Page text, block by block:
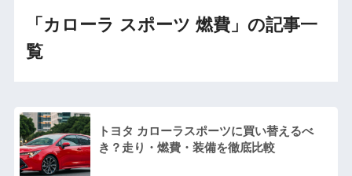
「カローラ スポーツ 燃費」の記事一
覧
トヨタ カローラスポーツに買い替えるべ
き？走り・燃費・装備を徹底比較